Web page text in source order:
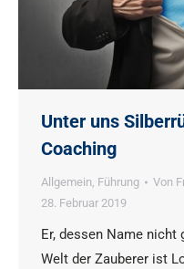
Unter uns
Coaching
Allgemein, Führung Von
28. Februar 2019
Er, dessen Name nicht
Welt der Zauberer ist